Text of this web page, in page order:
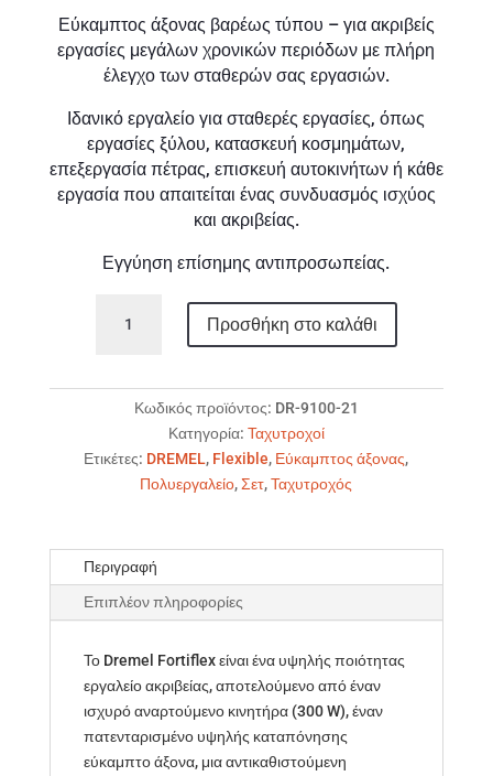
Εύκαμπτος άξονας βαρέως τύπου – για ακριβείς
εργασίες μεγάλων χρονικών περιόδων με πλήρη
έλεγχο των σταθερών σας εργασιών.
Ιδανικό εργαλείο για σταθερές εργασίες, όπως
εργασίες ξύλου, κατασκευή κοσμημάτων,
επεξεργασία πέτρας, επισκευή αυτοκινήτων ή κάθε
εργασία που απαιτείται ένας συνδυασμός ισχύος
και ακριβείας.
Εγγύηση επίσημης αντιπροσωπείας.
Fortiflex
ποσότητα
Προσθήκη στο καλάθι
Κωδικός προϊόντος: DR-9100-21
Κατηγορία: Ταχυτροχοί
Ετικέτες: DREMEL, Flexible, Εύκαμπτος άξονας,
Πολυεργαλείο,Σετ,Ταχυτροχός
Περιγραφή
Επιπλέον πληροφορίες
Το Dremel Fortiflex είναι ένα υψηλής ποιότητας
εργαλείο ακριβείας, αποτελούμενο από έναν
ισχυρό αναρτούμενο κινητήρα (300 W), έναν
πατενταρισμένο υψηλής καταπόνησης
εύκαμπτο άξονα, μια αντικαθιστούμενη